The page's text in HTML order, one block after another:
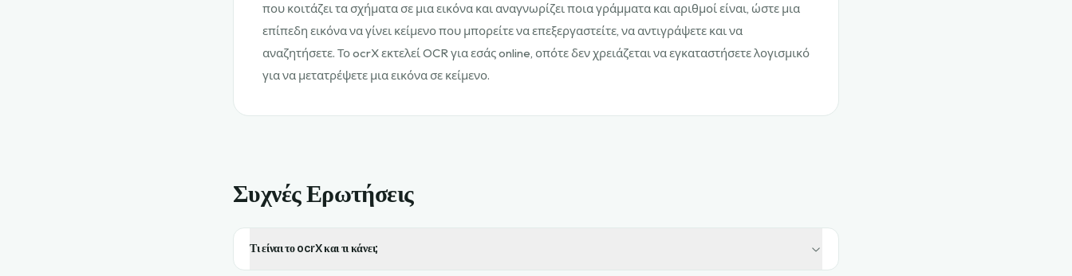
που κοιτάζει τα σχήματα σε μια εικόνα και αναγνωρίζει ποια γράμματα και αριθμοί είναι, ώστε μια
επίπεδη εικόνα να γίνει κείμενο που μπορείτε να επεξεργαστείτε, να αντιγράψετε και να
αναζητήσετε. Το ocrX εκτελεί OCR για εσάς online, οπότε δεν χρειάζεται να εγκαταστήσετε λογισμικό
για να μετατρέψετε μια εικόνα σε κείμενο.
Συχνές Ερωτήσεις
Τι είναι το ocrX και τι κάνει;